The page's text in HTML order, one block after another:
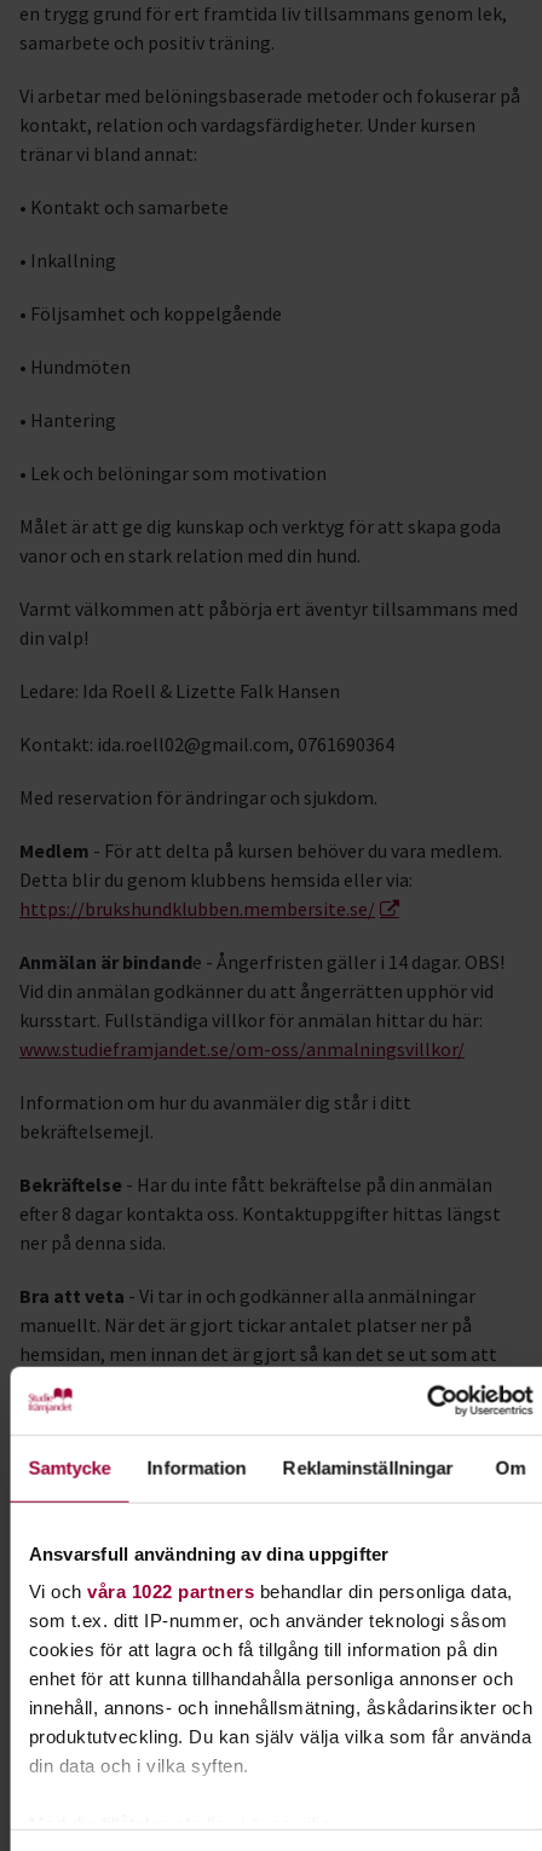
Samtycke Information Reklaminställningar Om
Ansvarsfull användning av dina uppgifter
Vi och våra 1022 partnersbehandlar din personliga data,
som t.ex. ditt IP-nummer, och använder teknologi såsom
cookies för att lagra och få tillgång till information på din
enhet för att kunna tillhandahålla personliga annonser och
innehåll, annons- och innehållsmätning, åskådarinsikter och
produktutveckling. Du kan själv välja vilka som får använda
din data och i vilka syften.
en trygg grund för ert framtida liv tillsammans genom lek,
samarbete och positiv träning.
Vi arbetar med belöningsbaserade metoder och fokuserar på
kontakt, relation och vardagsfärdigheter. Under kursen
tränar vi bland annat:
• Kontakt och samarbete
• Inkallning
• Följsamhet och koppelgående
• Hundmöten
• Hantering
• Lek och belöningar som motivation
Målet är att ge dig kunskap och verktyg för att skapa goda
vanor och en stark relation med din hund.
Varmt välkommen att påbörja ert äventyr tillsammans med
din valp!
Ledare: Ida Roell & Lizette Falk Hansen
Kontakt: ida.roell02@gmail.com, 0761690364
Med reservation för ändringar och sjukdom.
Medlem - För att delta på kursen behöver du vara medlem.
Detta blir du genom klubbens hemsida eller via:
https://brukshundklubben.membersite.se/
Anmälan är bindande - Ångerfristen gäller i 14 dagar. OBS!
Vid din anmälan godkänner du att ångerrätten upphör vid
kursstart. Fullständiga villkor för anmälan hittar du här:
www.studieframjandet.se/om-oss/anmalningsvillkor/
Information om hur du avanmäler dig står i ditt
bekräftelsemejl.
Bekräftelse - Har du inte fått bekräftelse på din anmälan
efter 8 dagar kontakta oss. Kontaktuppgifter hittas längst
ner på denna sida.
Bra att veta - Vi tar in och godkänner alla anmälningar
manuellt. När det är gjort tickar antalet platser ner på
hemsidan, men innan det är gjort så kan det se ut som att
Kursledare
Ida Roell
SBK Aneby Brukshundklubb
Kontakt
Jessica Krafft
Verksamhetsspecialist
Lärande & Förening
073-333 70 92